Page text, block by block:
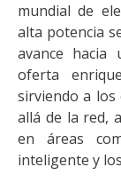
mundial de
alta potencia
avance hacia
oferta
sirviendo a los
allá de la red,
en áreas
inteligente y